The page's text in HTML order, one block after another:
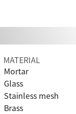
MATERIAL
Mortar
Glass
Stainless mesh
Brass